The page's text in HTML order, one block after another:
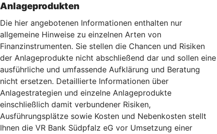
Anlageprodukten
Die hier angebotenen Informationen enthalten nur
allgemeine Hinweise zu einzelnen Arten von
Finanzinstrumenten. Sie stellen die Chancen und Risiken
der Anlageprodukte nicht abschließend dar und sollen eine
ausführliche und umfassende Aufklärung und Beratung
nicht ersetzen. Detaillierte Informationen über
Anlagestrategien und einzelne Anlageprodukte
einschließlich damit verbundener Risiken,
Ausführungsplätze sowie Kosten und Nebenkosten stellt
Ihnen die VR Bank Südpfalz eG vor Umsetzung einer